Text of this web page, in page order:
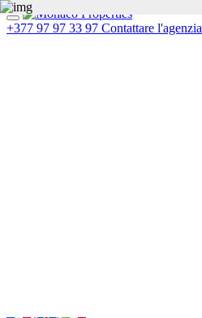
+377 97 97 33 97 Contattare l'agenzia